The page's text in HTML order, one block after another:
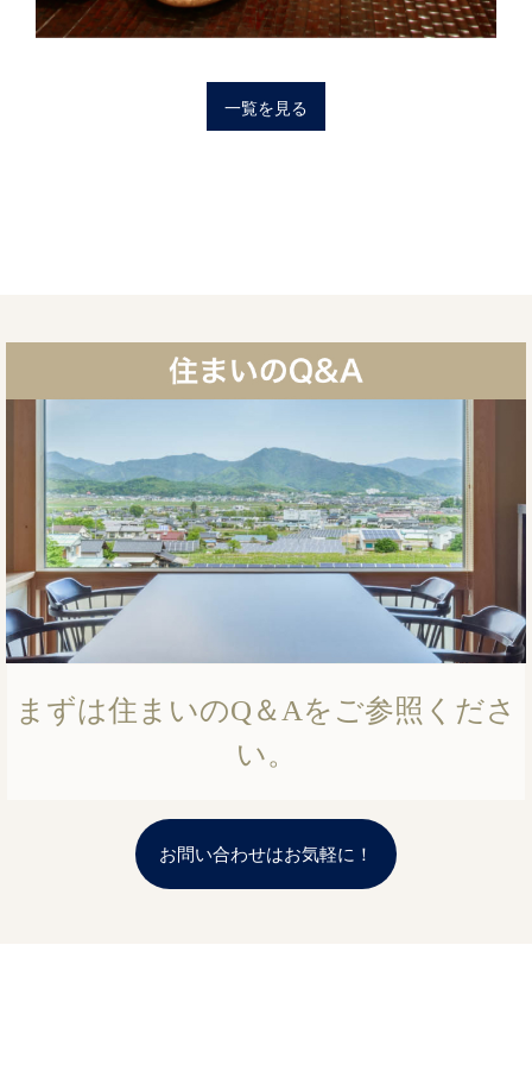
一覧を見る
まずは住まいのQ＆Aをご参照くださ
い。
お問い合わせはお気軽に！